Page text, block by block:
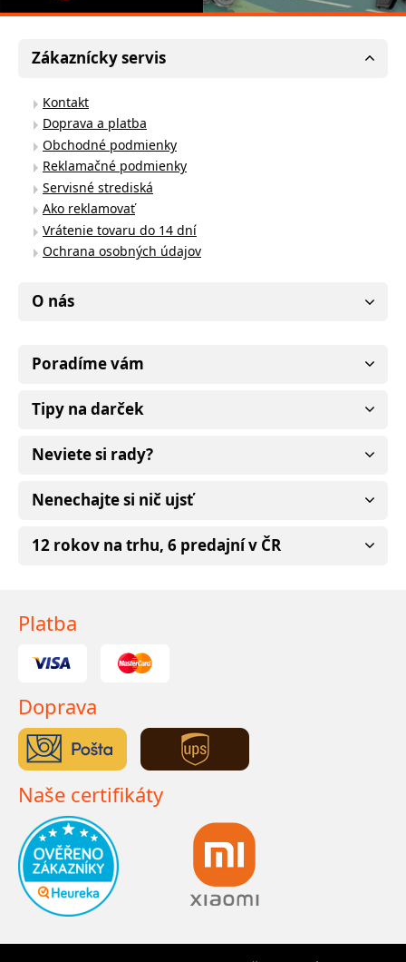
Zákaznícky servis
Kontakt
Doprava a platba
Obchodné podmienky
Reklamačné podmienky
Servisné strediská
Ako reklamovať
Vrátenie tovaru do 14 dní
Ochrana osobných údajov
O nás
Poradíme vám
Tipy na darček
Neviete si rady?
Nenechajte si nič ujsť
12 rokov na trhu, 6 predajní v ČR
Platba
Doprava
Naše certifikáty